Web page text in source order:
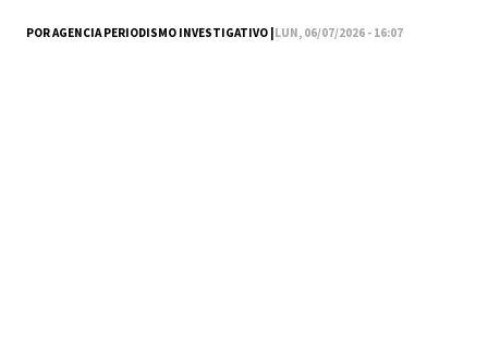
POR AGENCIA PERIODISMO INVESTIGATIVO |LUN, 06/07/2026 - 16:07